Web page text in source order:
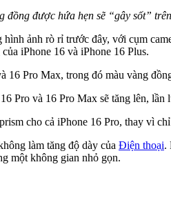
đồng được hứa hẹn sẽ “gây sốt”
ảnh rò rỉ trước đây, với cụm
iPhone 16 và iPhone 16 Plus.
Pro Max, trong đó màu vàng
Pro và 16 Pro Max sẽ tăng lên,
cho cả iPhone 16 Pro, thay vì
làm tăng độ dày của Điện thoại.
một không gian nhỏ gọn.